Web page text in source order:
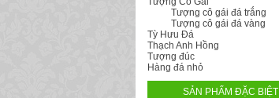
Tượng cô gái đá trắng
Tượng cô gái đá vàng
Tỳ Hưu Đá
Thạch Anh Hồng
Tượng đúc
Hàng đá nhỏ
SẢN PHẨM ĐẶC BIỆT